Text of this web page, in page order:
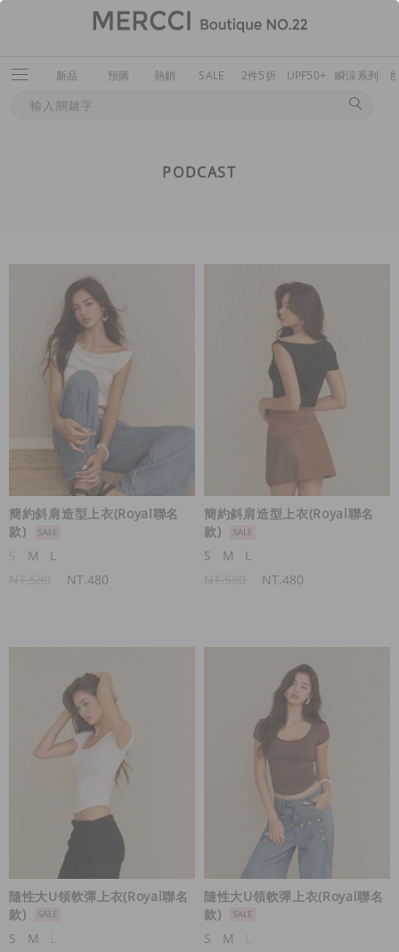
新品 預購 熱銷 SALE 2件5折 UPF50+ 瞬涼系列
PODCAST
簡約斜肩造型上衣(Royal聯名
款)
M
L
NT.480
簡約斜肩造型上衣(Royal聯名
款)
S
M
L
NT.480
隨性大U領軟彈上衣(Royal聯名
款)
S
M
隨性大U領軟彈上衣(Royal聯名
款)
S
M